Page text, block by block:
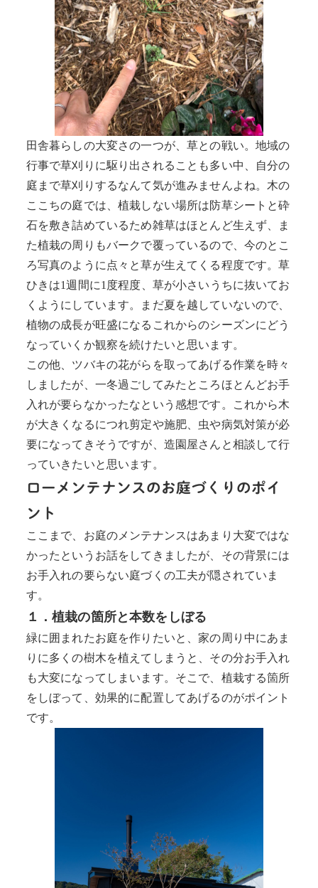
田舎暮らしの大変さの一つが、草との戦い。地域の
行事で草刈りに駆り出されることも多い中、自分の
庭まで草刈りするなんて気が進みませんよね。木の
ここちの庭では、植栽しない場所は防草シートと砕
石を敷き詰めているため雑草はほとんど生えず、ま
た植栽の周りもバークで覆っているので、今のとこ
ろ写真のように点々と草が生えてくる程度です。草
ひきは1週間に1度程度、草が小さいうちに抜いてお
くようにしています。まだ夏を越していないので、
植物の成長が旺盛になるこれからのシーズンにどう
なっていくか観察を続けたいと思います。
この他、ツバキの花がらを取ってあげる作業を時々
しましたが、一冬過ごしてみたところほとんどお手
入れが要らなかったなという感想です。これから木
が大きくなるにつれ剪定や施肥、虫や病気対策が必
要になってきそうですが、造園屋さんと相談して行
っていきたいと思います。
ローメンテナンスのお庭づくりのポイ
ント
ここまで、お庭のメンテナンスはあまり大変ではな
かったというお話をしてきましたが、その背景には
お手入れの要らない庭づくの工夫が隠されていま
す。
１．植栽の箇所と本数をしぼる
緑に囲まれたお庭を作りたいと、家の周り中にあま
りに多くの樹木を植えてしまうと、その分お手入れ
も大変になってしまいます。そこで、植栽する箇所
をしぼって、効果的に配置してあげるのがポイント
です。